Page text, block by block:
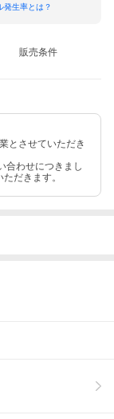
発生率とは？
販売条件
とさせていただき
合わせにつきまし
だきます。